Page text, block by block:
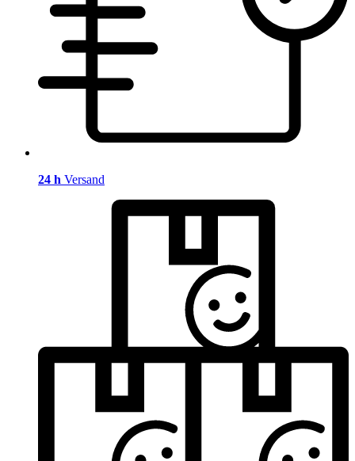
24 h Versand